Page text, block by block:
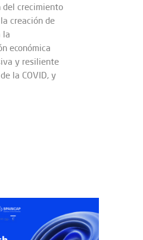
del crecimiento
creación de
la
económica
y resiliente
la COVID, y